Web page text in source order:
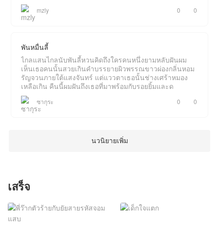
mzly 0 0
พันหมื่นลี้
ไกลแสนไกลนับพันลี้หวนคิดถึงใครคนหนึ่งยามหลับฝันผม
เห็นเธอคนนั้นสวยเกินคำบรรยายผิวพรรณขาวผ่องกลิ่นหอม
รัญจวนภายใต้แสงจันทร์ แต่แววตาเธอนั้นช่างเศร้าหมอง
เหลือเกิน คืนนี้ผมฝันถึงเธอที่มาพร้อมกับรอยยิ้มและด
ซากุระ 0 0
นวนิยายเพิ่ม
เสร็จ